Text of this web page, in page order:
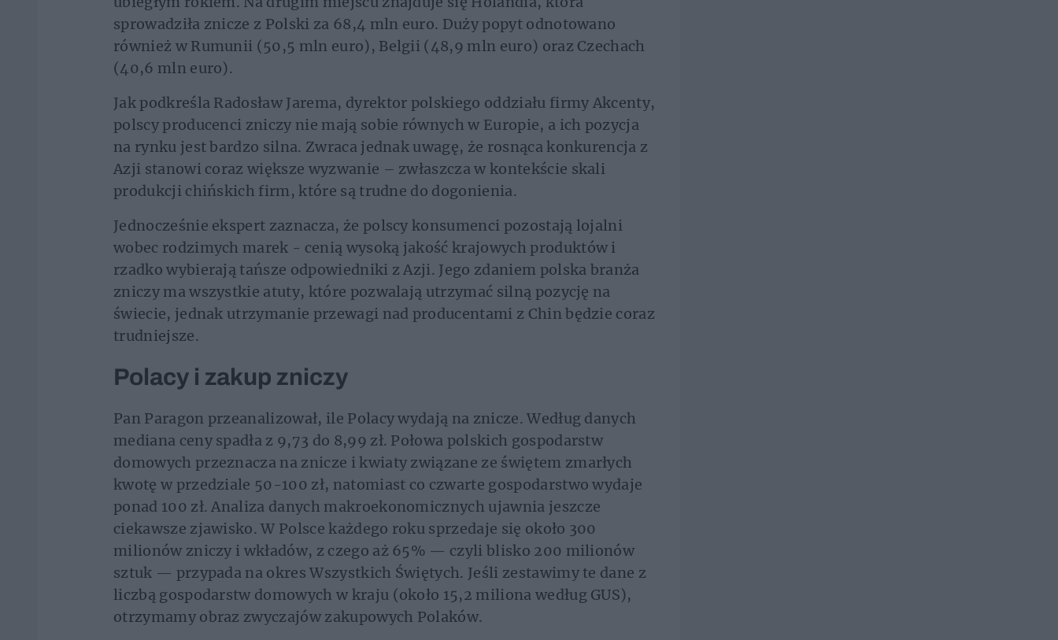
sprowadziła znicze z Polski za 68,4 mln euro. Duży popyt odnotowano
również w Rumunii (50,5 mln euro), Belgii (48,9 mln euro) oraz Czechach
(40,6 mln euro).
Jak podkreśla Radosław Jarema, dyrektor polskiego oddziału firmy Akcenty,
polscy producenci zniczy nie mają sobie równych w Europie, a ich pozycja
na rynku jest bardzo silna. Zwraca jednak uwagę, że rosnąca konkurencja z
Azji stanowi coraz większe wyzwanie – zwłaszcza w kontekście skali
produkcji chińskich firm, które są trudne do dogonienia.
Jednocześnie ekspert zaznacza, że polscy konsumenci pozostają lojalni
wobec rodzimych marek - cenią wysoką jakość krajowych produktów i
rzadko wybierają tańsze odpowiedniki z Azji. Jego zdaniem polska branża
zniczy ma wszystkie atuty, które pozwalają utrzymać silną pozycję na
świecie, jednak utrzymanie przewagi nad producentami z Chin będzie coraz
trudniejsze.
Polacy i zakup zniczy
Pan Paragon przeanalizował, ile Polacy wydają na znicze. Według danych
mediana ceny spadła z 9,73 do 8,99 zł. Połowa polskich gospodarstw
domowych przeznacza na znicze i kwiaty związane ze świętem zmarłych
kwotę w przedziale 50-100 zł, natomiast co czwarte gospodarstwo wydaje
ponad 100 zł. Analiza danych makroekonomicznych ujawnia jeszcze
ciekawsze zjawisko. W Polsce każdego roku sprzedaje się około 300
milionów zniczy i wkładów, z czego aż 65% — czyli blisko 200 milionów
sztuk — przypada na okres Wszystkich Świętych. Jeśli zestawimy te dane z
liczbą gospodarstw domowych w kraju (około 15,2 miliona według GUS),
otrzymamy obraz zwyczajów zakupowych Polaków.